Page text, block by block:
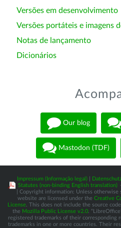
Versões em desenvolvimento
Versões portáteis e imagens
Notas de lançamento
Dicionários
Our blog
Mastodon (TDF)
Impressum (Informação legal)
Statutes (non-binding English translation) -
| Copyright information: Unless
website are licensed under the Creative
License . This does not include the source
the Mozilla Public License v2.0 .
registered trademarks of their corresponding
trademarks in one or more countries. Their